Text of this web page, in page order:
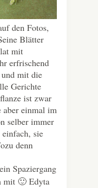
den Fotos,
Blätter
mit
erfrischend
mit die
Gerichte
ist zwar
einmal im
selber immer
sie
denn
Spaziergang
mit 🙂 Edyta